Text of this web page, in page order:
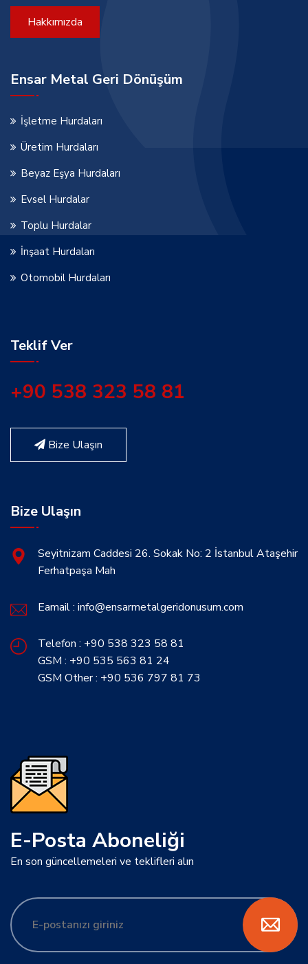
Hakkımızda
Ensar Metal Geri Dönüşüm
İşletme Hurdaları
Üretim Hurdaları
Beyaz Eşya Hurdaları
Evsel Hurdalar
Toplu Hurdalar
İnşaat Hurdaları
Otomobil Hurdaları
Teklif Ver
+90 538 323 58 81
Bize Ulaşın
Bize Ulaşın
Seyitnizam Caddesi 26. Sokak No: 2 İstanbul Ataşehir
Ferhatpaşa Mah
Eamail : info@ensarmetalgeridonusum.com
Telefon : +90 538 323 58 81
GSM : +90 535 563 81 24
GSM Other : +90 536 797 81 73
E-Posta Aboneliği
En son güncellemeleri ve teklifleri alın